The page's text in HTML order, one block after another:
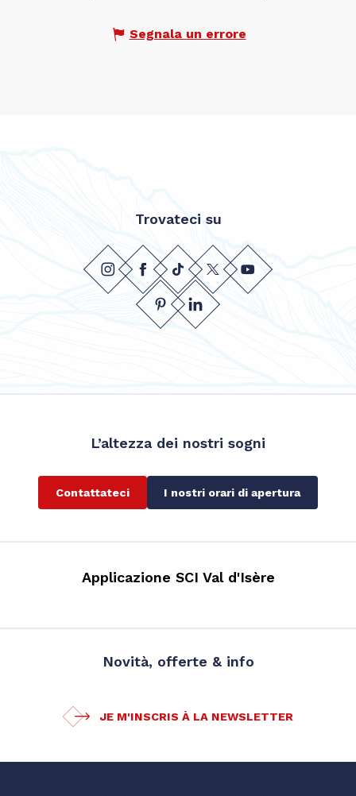
Segnala un errore
Trovateci su
L’altezza dei nostri sogni
Contattateci I nostri orari di apertura
Applicazione SCI Val d'Isère
Novità, offerte & info
JE M'INSCRIS À LA NEWSLETTER